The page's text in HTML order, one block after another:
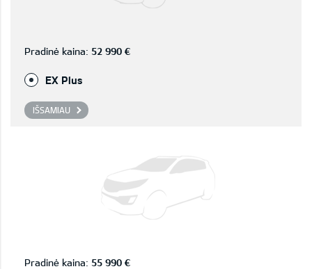
Pradinė kaina: 52 990 €
EX Plus
IŠSAMIAU
Pradinė kaina: 55 990 €